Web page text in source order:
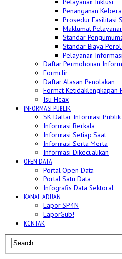
Pelayanan Inklusi
Penanganan
Prosedur Fasilitasi
Maklumat Pelayanan
Standar
Standar Biaya
Pelayanan
Daftar Permohonan
Formulir
Daftar Alasan Penolakan
Format Ketidaklengkapan
Isu Hoax
INFORMASI PUBLIK
SK Daftar Informasi Publik
Informasi Berkala
Informasi Setiap Saat
Informasi Serta Merta
Informasi Dikecualikan
OPEN DATA
Portal Open Data
Portal Satu Data
Infografis Data Sektoral
KANAL ADUAN
Lapor SP4N
LaporGub!
KONTAK